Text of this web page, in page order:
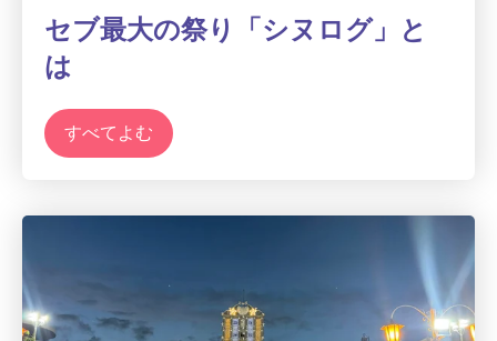
セブ最大の祭り「シヌログ」と
は
すべてよむ